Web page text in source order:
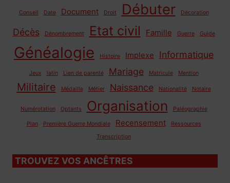
Conseil Date Document Droit Débuter Décoration
Décès Dénombrement Etat civil Famille Guerre Guide
Généalogie Histoire Implexe Informatique
Jeux latin Lien de parenté Mariage Matricule Mention
Militaire Médaille Métier Naissance Nationalité Notaire
Numérotation Optants Organisation Paléographie
Plan Première Guerre Mondiale Recensement
Ressources
Transcription
TROUVEZ VOS ANCÊTRES